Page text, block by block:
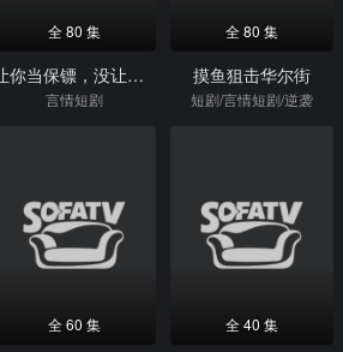
全 80 集
让你当保镖，没让把我娶回家
言情短剧
全 80 集
摸鱼狙击华尔街
短剧/言情短剧/逆袭
全 60 集 全 40 集